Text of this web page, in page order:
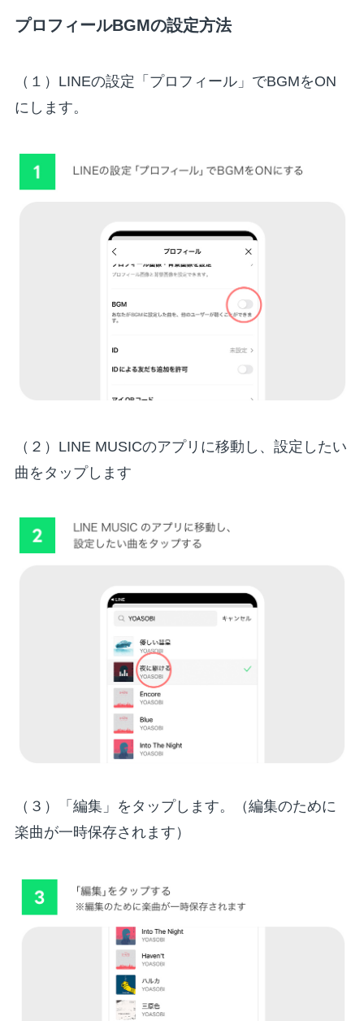
プロフィールBGMの設定方法
（１）LINEの設定「プロフィール」でBGMをON
にします。
（２）LINE MUSICのアプリに移動し、設定したい
曲をタップします
（３）「編集」をタップします。（編集のために
楽曲が一時保存されます）